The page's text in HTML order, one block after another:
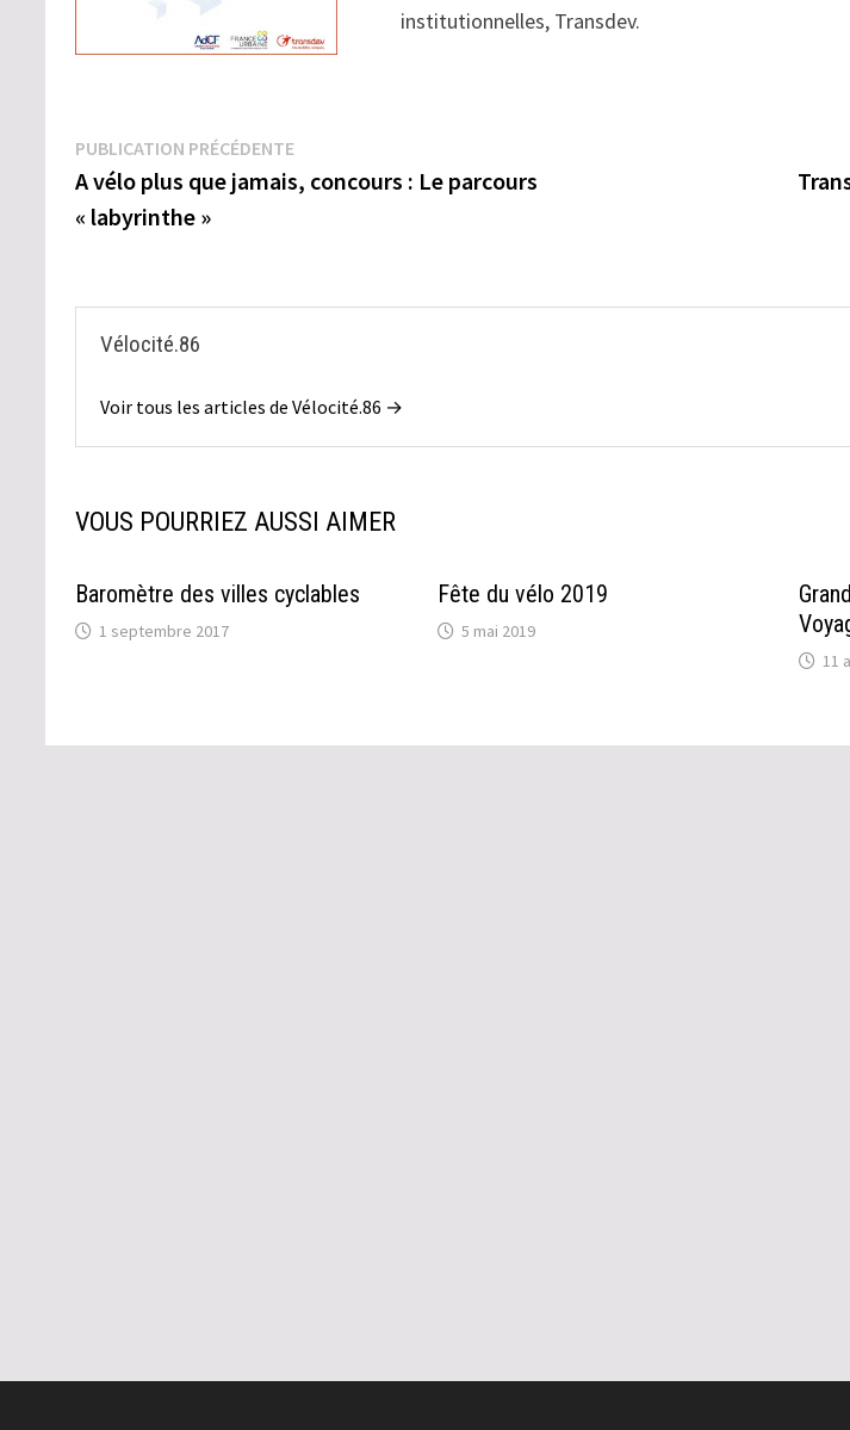
institutionnelles, Transdev.
Navigation
de
l’article
PUBLICATION PRÉCÉDENTEPublication
précédente :
A vélo plus que jamais, concours : Le parcours
« labyrinthe »
Vélocité.86
Voir tous les articles de Vélocité.86 →
VOUS POURRIEZ AUSSI AIMER
Baromètre des villes cyclables
1 septembre 2017
Fête du vélo 2019
5 mai 2019
11